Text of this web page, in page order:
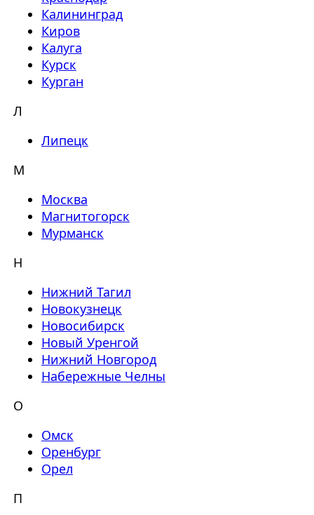
Калининград
Киров
Калуга
Курск
Курган
Л
Липецк
М
Москва
Магнитогорск
Мурманск
Н
Нижний Тагил
Новокузнецк
Новосибирск
Новый Уренгой
Нижний Новгород
Набережные Челны
О
Омск
Оренбург
Орел
П